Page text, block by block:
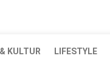
KULTUR LIFESTYLE